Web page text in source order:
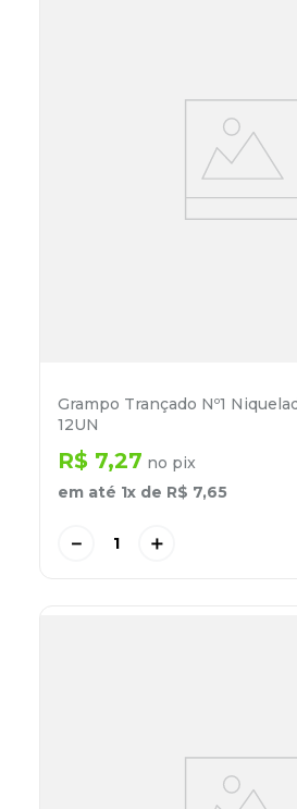
Grampo Trançado Nº1
12UN
R$ 7,27 no pix
em até 1x de R$ 7,65
＋
－